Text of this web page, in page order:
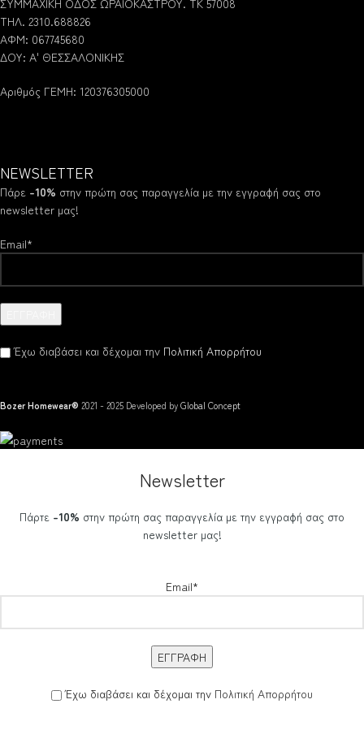
ΤΗΛ. 2310.688826
ΑΦΜ: 067745680
ΔΟΥ: Α' ΘΕΣΣΑΛΟΝΙΚΗΣ
Αριθμός ΓΕΜΗ: 120376305000
NEWSLETTER
Πάρε -10% στην πρώτη σας παραγγελία με την εγγραφή σας στο
newsletter μας!
Email*
Έχω διαβάσει και δέχομαι την Πολιτική Απορρήτου
Bozer Homewear® 2021 - 2025 Developed byGlobal Concept
Newsletter
Πάρτε -10% στην πρώτη σας παραγγελία με την εγγραφή σας στο
newsletter μας!
Email*
Έχω διαβάσει και δέχομαι την Πολιτική Απορρήτου